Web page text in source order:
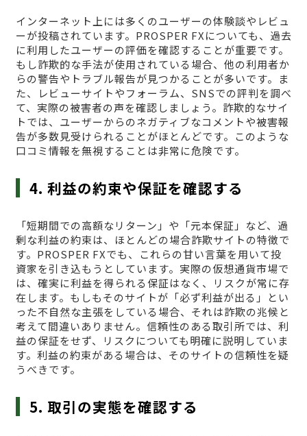
インターネット上には多くのユーザーの体験談やレビュ
ーが投稿されています。PROSPER FXについても、過去
に利用したユーザーの評価を確認することが重要です。
もし詐欺的な手法が使用されている場合、他の利用者か
らの警告やトラブル報告が見つかることが多いです。ま
た、レビューサイトやフォーラム、SNSでの評判を調べ
て、実際の被害者の声を確認しましょう。詐欺的なサイ
トでは、ユーザーからのネガティブなコメントや被害報
告が多数見受けられることがほとんどです。このような
口コミ情報を無視することは非常に危険です。
4. 利益の約束や保証を確認する
「短期間での高額なリターン」や「元本保証」など、過
剰な利益の約束は、ほとんどの場合詐欺サイトの特徴で
す。PROSPER FXでも、これらの甘い言葉を用いて投
資家を引き込もうとしています。実際の仮想通貨市場で
は、確実に利益を得られる保証はなく、リスクが常に存
在します。もしもそのサイトが「必ず利益が出る」とい
った不自然な主張をしている場合、それは詐欺の兆候と
考えて間違いありません。信頼性のある取引所では、利
益の保証をせず、リスクについても明確に説明していま
す。利益の約束がある場合は、そのサイトの信頼性を疑
うべきです。
5. 取引の実態を確認する